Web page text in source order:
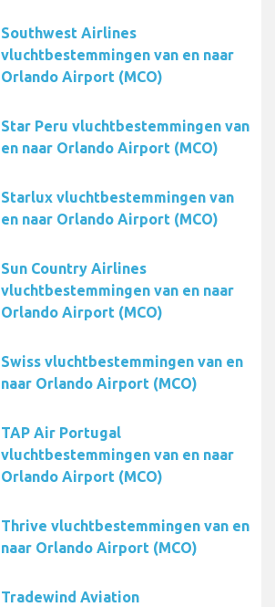
Southwest Airlines
vluchtbestemmingen van en naar
Orlando Airport (MCO)
Star Peru vluchtbestemmingen van
en naar Orlando Airport (MCO)
Starlux vluchtbestemmingen van
en naar Orlando Airport (MCO)
Sun Country Airlines
vluchtbestemmingen van en naar
Orlando Airport (MCO)
Swiss vluchtbestemmingen van en
naar Orlando Airport (MCO)
TAP Air Portugal
vluchtbestemmingen van en naar
Orlando Airport (MCO)
Thrive vluchtbestemmingen van en
naar Orlando Airport (MCO)
Tradewind Aviation